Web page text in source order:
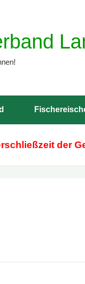
der